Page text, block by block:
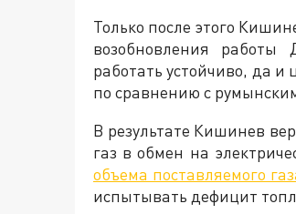
Только после этого
возобновления работы
работать устойчиво, да и
по сравнению с
В результате Кишинев
газ в обмен на
объема поставляемого
испытывать дефицит